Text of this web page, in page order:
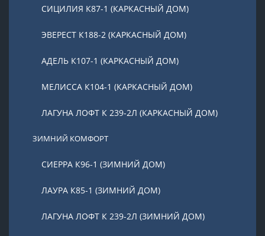
СИЦИЛИЯ К87-1 (КАРКАСНЫЙ ДОМ)
ЭВЕРЕСТ К188-2 (КАРКАСНЫЙ ДОМ)
АДЕЛЬ К107-1 (КАРКАСНЫЙ ДОМ)
МЕЛИССА К104-1 (КАРКАСНЫЙ ДОМ)
ЛАГУНА ЛОФТ К 239-2Л (КАРКАСНЫЙ ДОМ)
ЗИМНИЙ КОМФОРТ
СИЕРРА К96-1 (ЗИМНИЙ ДОМ)
ЛАУРА К85-1 (ЗИМНИЙ ДОМ)
ЛАГУНА ЛОФТ К 239-2Л (ЗИМНИЙ ДОМ)